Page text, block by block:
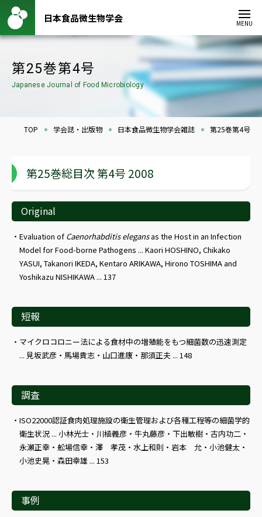
日本食品微生物学会 MENU
第25巻第4号
Japanese Journal of Food Microbiology
TOP 学会誌・出版物 日本食品微生物学会雑誌 第25巻第4号
第25巻総目次 第4号 2008
Original
Evaluation of Caenorhabditis elegansas the Host in an Infection
Model for Food-borne Pathogens ... Kaori HOSHINO, Chikako
YASUI, Takanori IKEDA, Kentaro ARIKAWA, Hirono TOSHIMA and
Yoshikazu NISHIKAWA ... 137
短報
マイクロコロニー法による食材中の増殖能をもつ細菌数の迅速測定
... 見坂武彦・馬場貴志・山口進康・那須正夫 ... 148
調査
ISO22000認証食肉処理施設の衛生管理および各種工程等の細菌学的
衛生状況 ... 小林光士・川植義彦・牛丸藤彦・下出敏樹・古内功二・
永瀬正幸・舩場信幸・澤 孝茂・水上和則・岩本 允・小池健太・
小池史晃・森田幸雄 ... 153
事例